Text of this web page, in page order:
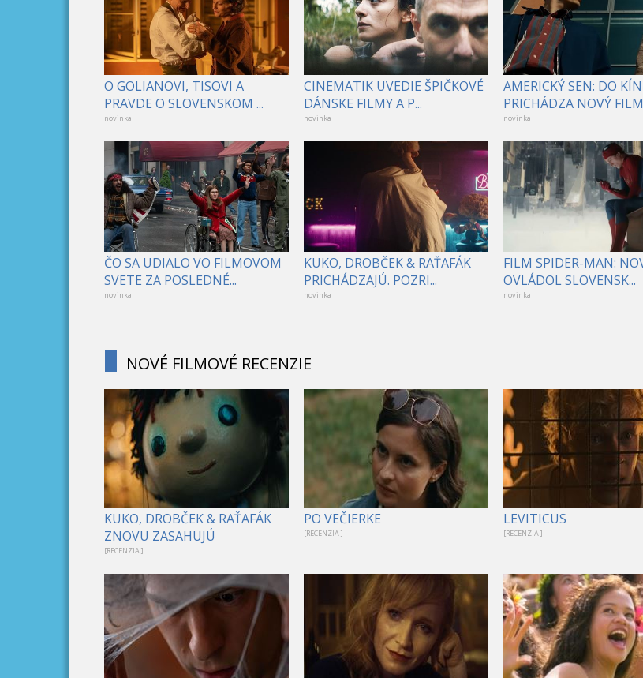
O GOLIANOVI, TISOVI A
PRAVDE O SLOVENSKOM ...
novinka
CINEMATIK UVEDIE ŠPIČKOVÉ
DÁNSKE FILMY A P...
novinka
AMERICKÝ SEN: DO KÍN
PRICHÁDZA NOVÝ
novinka
ČO SA UDIALO VO FILMOVOM
SVETE ZA POSLEDNÉ...
novinka
KUKO, DROBČEK & RAŤAFÁK
PRICHÁDZAJÚ. POZRI...
novinka
FILM SPIDER-MAN:
OVLÁDOL SLOVENSK...
novinka
NOVÉ FILMOVÉ RECENZIE
KUKO, DROBČEK & RAŤAFÁK
ZNOVU ZASAHUJÚ
[RECENZIA ]
PO VEČIERKE
[RECENZIA ]
LEVITICUS
[RECENZIA ]